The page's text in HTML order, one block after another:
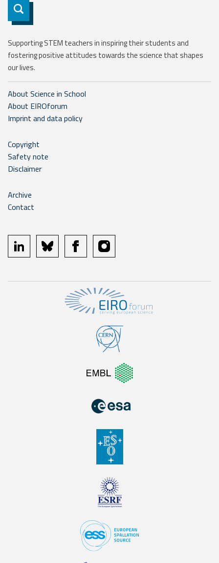
Subscribe
Supporting STEM teachers in inspiring their students and
fostering positive attitudes towards the science that shapes
our lives.
About Science in School
About EIROforum
Imprint and data policy
Copyright
Safety note
Disclaimer
Archive
Contact
linkedin bluesky facebookinstagram